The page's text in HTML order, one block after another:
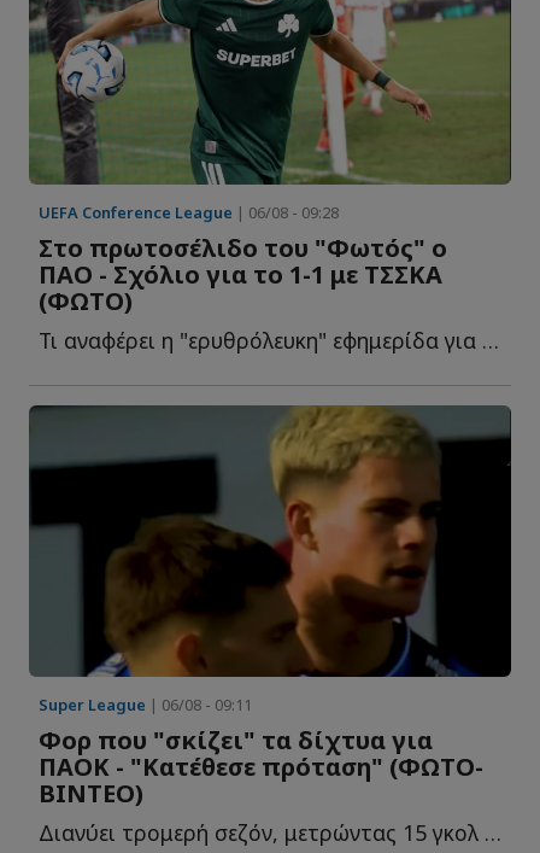
UEFA Conference League | 06/08 - 09:28
Στο πρωτοσέλιδο του "Φωτός" ο
ΠΑΟ - Σχόλιο για το 1-1 με ΤΣΣΚΑ
(ΦΩΤΟ)
Τι αναφέρει η "ερυθρόλευκη" εφημερίδα για την ισοπαλία τ...
Super League | 06/08 - 09:11
Φορ που "σκίζει" τα δίχτυα για
ΠΑΟΚ - "Κατέθεσε πρόταση" (ΦΩΤΟ-
ΒΙΝΤΕΟ)
Διανύει τρομερή σεζόν, μετρώντας 15 γκολ σε ισάριθμα π...